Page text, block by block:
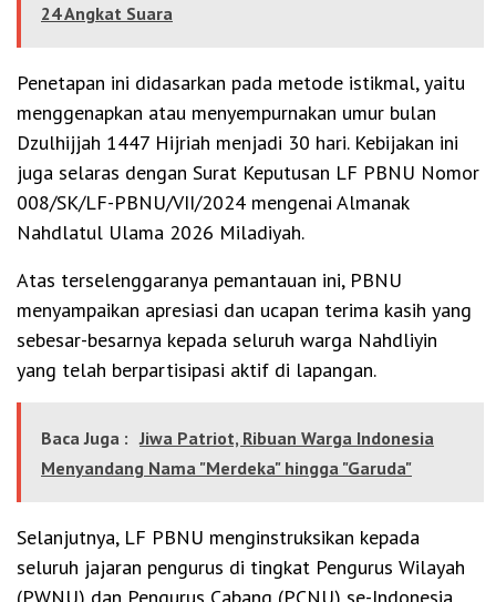
24 Angkat Suara
Penetapan ini didasarkan pada metode istikmal, yaitu
menggenapkan atau menyempurnakan umur bulan
Dzulhijjah 1447 Hijriah menjadi 30 hari. Kebijakan ini
juga selaras dengan Surat Keputusan LF PBNU Nomor
008/SK/LF-PBNU/VII/2024 mengenai Almanak
Nahdlatul Ulama 2026 Miladiyah.
Atas terselenggaranya pemantauan ini, PBNU
menyampaikan apresiasi dan ucapan terima kasih yang
sebesar-besarnya kepada seluruh warga Nahdliyin
yang telah berpartisipasi aktif di lapangan.
Baca Juga : Jiwa Patriot, Ribuan Warga Indonesia
Menyandang Nama "Merdeka" hingga "Garuda"
Selanjutnya, LF PBNU menginstruksikan kepada
seluruh jajaran pengurus di tingkat Pengurus Wilayah